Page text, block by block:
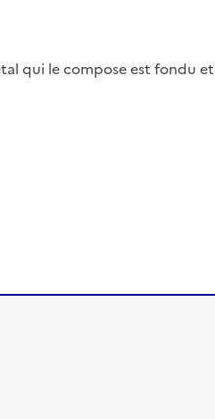
qui le compose est fondu